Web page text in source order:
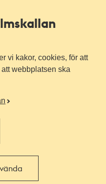
vi kakor, cookies, för att
webbplatsen ska